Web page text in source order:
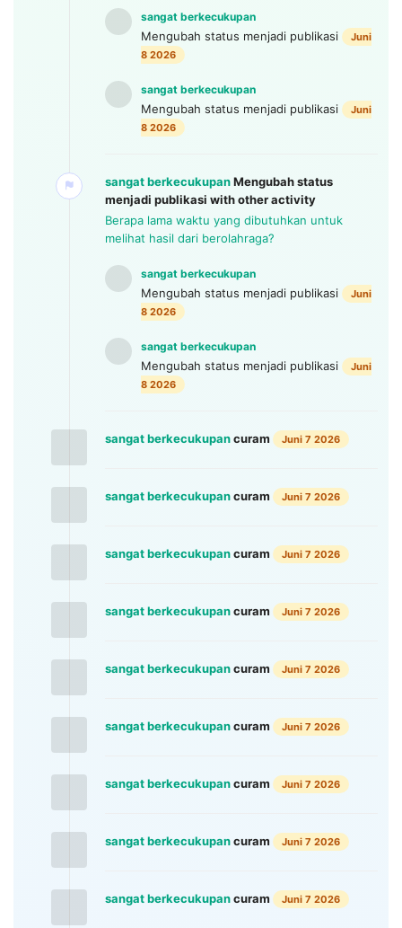
sangat berkecukupan
Mengubah status menjadi publikasi
Juni
8 2026
sangat berkecukupan
Mengubah status menjadi publikasi
Juni
8 2026
sangat berkecukupanMengubah status
menjadi publikasi with other activity
Berapa lama waktu yang dibutuhkan untuk
melihat hasil dari berolahraga?
sangat berkecukupan
Mengubah status menjadi publikasi
Juni
8 2026
sangat berkecukupan
Mengubah status menjadi publikasi
Juni
8 2026
sangat berkecukupancuram Juni 7 2026
sangat berkecukupancuram Juni 7 2026
sangat berkecukupancuram Juni 7 2026
sangat berkecukupancuram Juni 7 2026
sangat berkecukupancuram Juni 7 2026
sangat berkecukupancuram Juni 7 2026
sangat berkecukupancuram Juni 7 2026
sangat berkecukupancuram Juni 7 2026
sangat berkecukupancuram Juni 7 2026